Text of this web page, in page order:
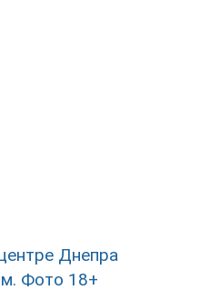
Днепра
Фото 18+